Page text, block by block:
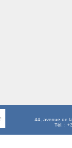
44, avenue de
Tél. :